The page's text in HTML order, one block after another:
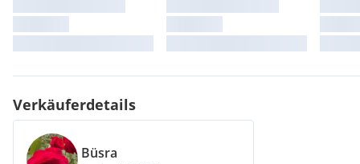
Verkäuferdetails
Büsra